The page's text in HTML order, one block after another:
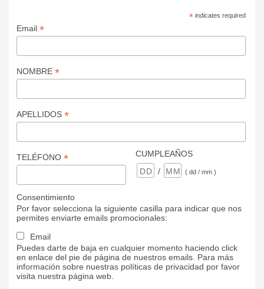
*indicates required
Email *
NOMBRE *
APELLIDOS *
TELÉFONO *
CUMPLEAÑOS
/
( dd / mm )
Consentimiento
Por favor selecciona la siguiente casilla para indicar que nos
permites enviarte emails promocionales:
Email
Puedes darte de baja en cualquier momento haciendo click
en enlace del pie de página de nuestros emails. Para más
información sobre nuestras políticas de privacidad por favor
visita nuestra página web.